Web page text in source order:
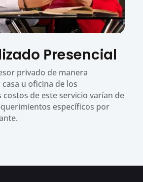
Presencial
privado de manera
u oficina de los
costos de este servicio varían de
específicos por